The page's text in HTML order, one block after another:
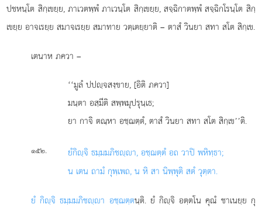
ปชหนฺโต สิกฺเขยฺย, ภาเวตพฺพํ ภาเวนฺโต สิกฺเขยฺย, สจฺฉิกาตพฺพํสจฺฉิกโรนฺโต สิกฺ
เขยฺย อาจเรยฺย สมาจเรยฺย สมาทาย วตฺเตยฺยาติ – ตาสํ วินยา สทา สโต สิกฺเข.
เตนาหภควา –
‘‘มูลํ ปปฺจสงฺขาย, [อิติ ภควา]
มนฺตา อสฺมีติ สพฺพมุปรุนฺเธ;
ยา กาจิ ตณฺหา อชฺฌตฺตํ, ตาสํ วินยา สทา สโต สิกฺเข’’ติ.
๑๕๒. ยํกิฺจิ ธมฺมมภิชฺา, อชฺฌตฺตํ อถ วาปิ พหิทฺธา;
น เตน ถามํ กุพฺเพถ, น หิ สา นิพฺพุติ สตํ วุตฺตา.
ยํ กิฺจิ ธมฺมมภิชฺา อชฺฌตฺตนฺติ. ยํ กิฺจิ อตฺตโน คุณํ ชาเนยฺย กุ